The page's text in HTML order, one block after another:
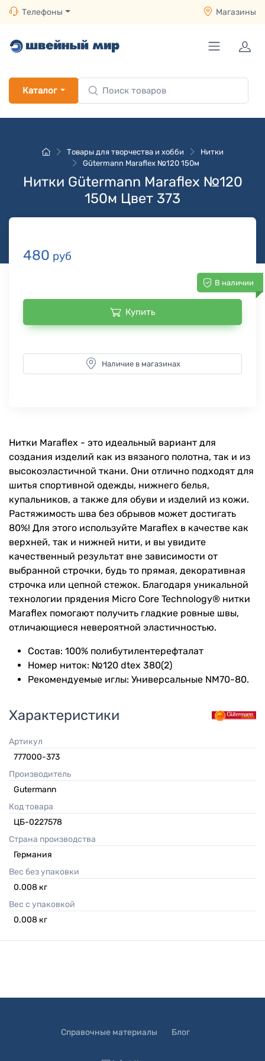
Телефоны Магазины
Каталог
Товары для творчества и хобби
Нитки
Gütermann Maraflex №120 150м
Нитки Gütermann Maraflex №120
150м Цвет 373
480 руб
В наличии
Купить
Наличие в магазинах
Нитки Maraflex - это идеальный вариант для
создания изделий как из вязаного полотна, так и из
высокоэластичной ткани. Они отлично подходят для
шитья спортивной одежды, нижнего белья,
купальников, а также для обуви и изделий из кожи.
Растяжимость шва без обрывов может достигать
80%! Для этого используйте Maraflex в качестве как
верхней, так и нижней нити, и вы увидите
качественный результат вне зависимости от
выбранной строчки, будь то прямая, декоративная
строчка или цепной стежок. Благодаря уникальной
технологии прядения Micro Core Technology® нитки
Maraflex помогают получить гладкие ровные швы,
отличающиеся невероятной эластичностью.
Состав: 100% полибутилентерефталат
Номер ниток: №120 dtex 380(2)
Рекомендуемые иглы: Универсальные NM70-80.
Характеристики
Артикул
777000-373
Производитель
Gutermann
Код товара
ЦБ-0227578
Страна производства
Германия
Вес без упаковки
0.008 кг
Вес с упаковкой
0.008 кг
Справочные материалы Блог